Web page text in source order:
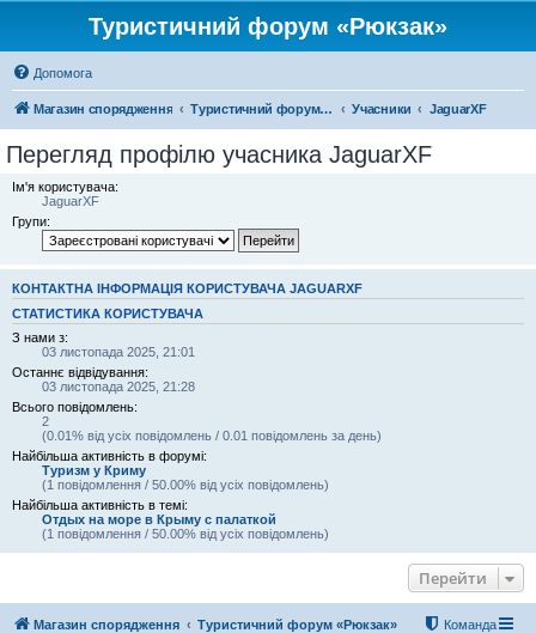
Туристичний форум «Рюкзак»
Допомога
Магазин спорядження Туристичний форум «Рюкзак» Учасники JaguarXF
Перегляд профілю учасника JaguarXF
Ім'я користувача:
JaguarXF
Групи:
КОНТАКТНА ІНФОРМАЦІЯ КОРИСТУВАЧА JAGUARXF
СТАТИСТИКА КОРИСТУВАЧА
З нами з:
03 листопада 2025, 21:01
Останнє відвідування:
03 листопада 2025, 21:28
Всього повідомлень:
2
(0.01% від усіх повідомлень / 0.01 повідомлень за день)
Найбільша активність в форумі:
Туризм у Криму
(1 повідомлення / 50.00% від усіх повідомлень)
Найбільша активність в темі:
Отдых на море в Крыму с палаткой
(1 повідомлення / 50.00% від усіх повідомлень)
Перейти
Магазин спорядження Туристичний форум «Рюкзак» Команда